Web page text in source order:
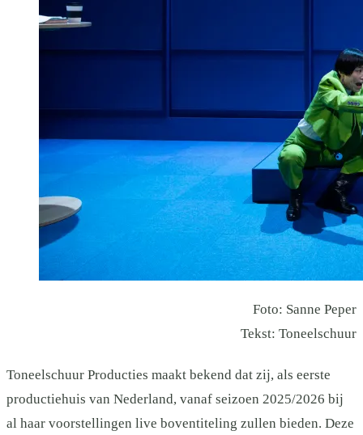
Foto: Sanne Peper
Tekst: Toneelschuur
Toneelschuur Producties maakt bekend dat zij, als eerste
productiehuis van Nederland, vanaf seizoen 2025/2026 bij
al haar voorstellingen live boventiteling zullen bieden. Deze